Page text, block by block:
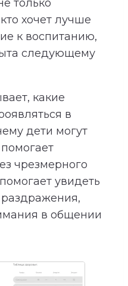
только
хочет лучше
к воспитанию,
следующему
какие
в
дети могут
чрезмерного
увидеть
в общении